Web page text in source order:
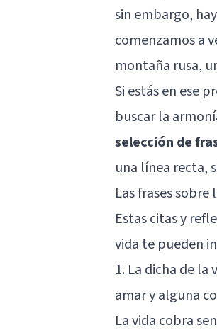
sin embargo,
comenzamos a
montaña rusa,
Si estás en ese
buscar la
selección de
una línea recta,
Las frases
Estas citas y
vida te pueden
1. La dicha de
amar y alguna
La vida cobra